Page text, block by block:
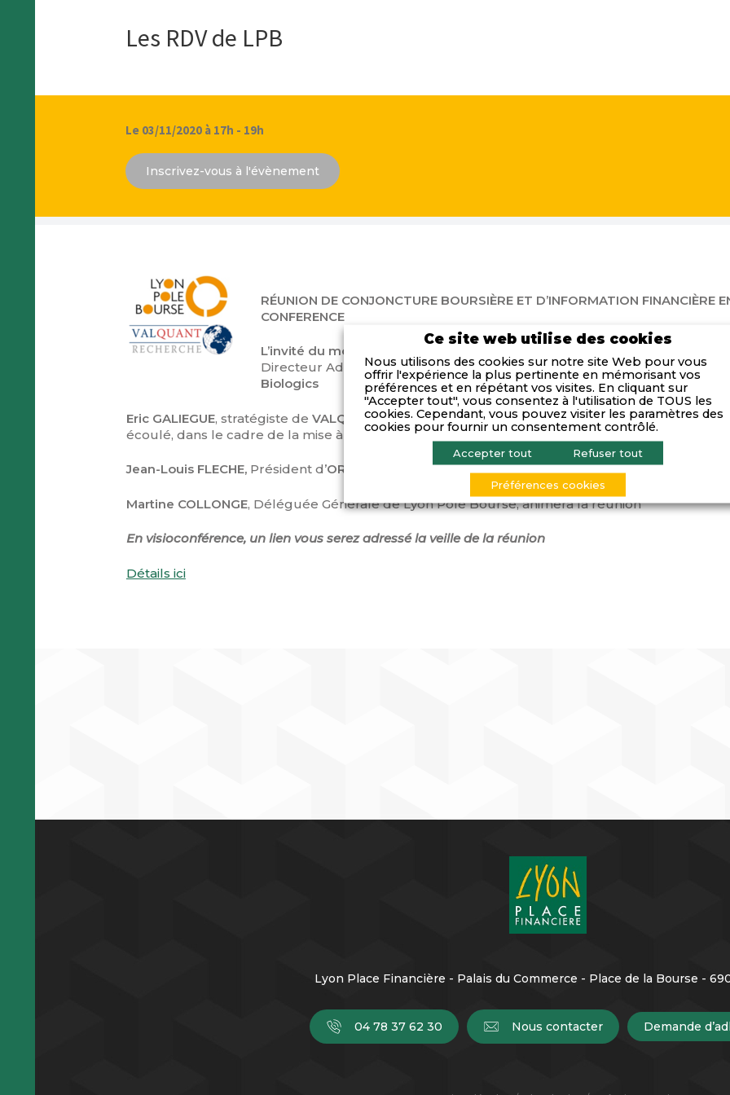
Les RDV de LPB
Le 03/11/2020 à 17h - 19h
Inscrivez-vous à l'évènement
RÉUNION DE CONJONCTURE BOURSIÈRE ET D’INFORMATION FINANCIÈRE
CONFERENCE
L’invité du mois :
Directeur Administratif et Financier,Magali Taiel– Directeur Medical de
Biologics
Eric GALIEGUE, stratégiste de VALQUANT, vous présentera son analyse critique de l’actualité
écoulé, dans le cadre de la mise à jour du scénario de marché,
Jean-Louis FLECHE,Président d’ORFIS , présentera l’actualité de l’Indice Lyon Pôle Bourse.
Martine COLLONGE, Déléguée Générale de Lyon Pôle Bourse, animera la réunion
En visioconférence, un lien vous serez adressé la veille de la réunion
Détails ici
Lyon Place Financière - Palais du Commerce - Place de la Bourse -
04 78 37 62 30 Nous contacter Demande
Ce site web utilise des cookies
Nous utilisons des cookies sur notre site Web pour vous
offrir l'expérience la plus pertinente en mémorisant vos
préférences et en répétant vos visites. En cliquant sur
"Accepter tout", vous consentez à l'utilisation de TOUS les
cookies. Cependant, vous pouvez visiter les paramètres des
cookies pour fournir un consentement contrôlé.
Accepter tout Refuser tout
Préférences cookies